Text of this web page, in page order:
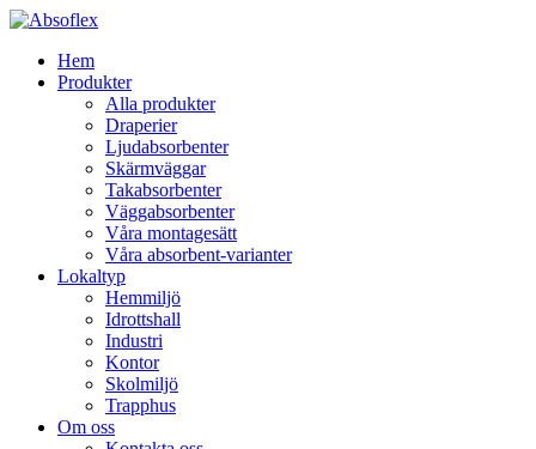
Hem
Produkter
Alla produkter
Draperier
Ljudabsorbenter
Skärmväggar
Takabsorbenter
Väggabsorbenter
Våra montagesätt
Våra absorbent-varianter
Lokaltyp
Hemmiljö
Idrottshall
Industri
Kontor
Skolmiljö
Trapphus
Om oss